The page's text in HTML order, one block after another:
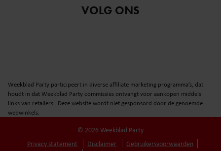
VOLG ONS
Weekblad Party participeert in diverse affiliate marketing programma’s, dat
houdt in dat Weekblad Party commissies ontvangt voor aankopen middels
links van retailers. Deze website wordt niet gesponsord door de genoemde
webwinkels.
© 2026 Weekblad Party
Privacy statement
Disclaimer
Gebruikersvoorwaarden